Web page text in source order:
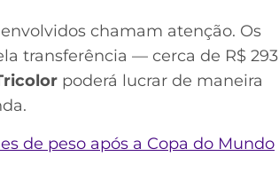
chamam atenção. Os
transferência — cerca de R$ 293
poderá lucrar de maneira
de peso após a Copa do Mundo